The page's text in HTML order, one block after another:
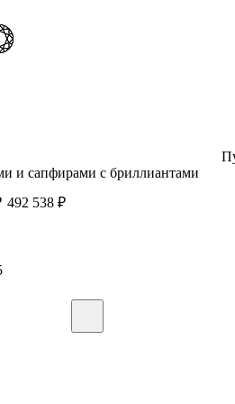
и сапфирами c бриллиантами
492 538 ₽